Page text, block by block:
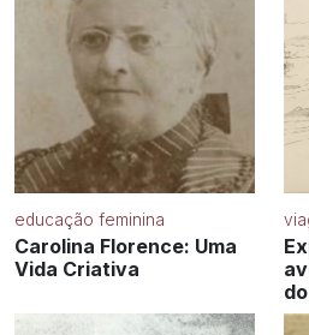
educação feminina
Carolina Florence: Uma
Vida Criativa